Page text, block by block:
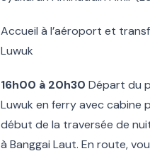
Accueil à l’aéroport et
Luwuk
16h00 à 20h30 Départ du
Luwuk en ferry avec cabine
début de la traversée de
à Banggai Laut. En route,